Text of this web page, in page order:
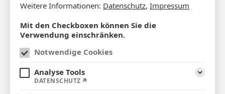
AKTUELLES
Weitere Informationen: Datenschutz, Impressum
Mit den Checkboxen können Sie die
Verwendung einschränken.
Notwendige Cookies
Analyse Tools
DATENSCHUTZ